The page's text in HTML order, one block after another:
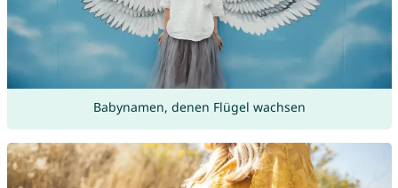
Babynamen, denen Flügel wachsen